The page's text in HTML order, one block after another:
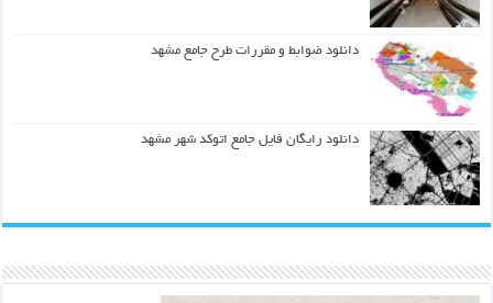
دانلود ضوابط و مقررات طرح جامع مشهد
دانلود رایگان فایل جامع اتوکد شهر مشهد